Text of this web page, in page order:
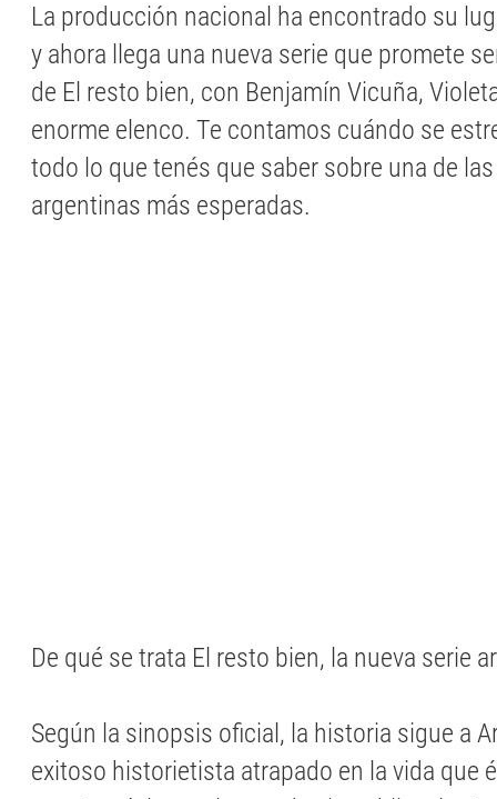
La producción nacional ha encontrado su
y ahora llega una nueva serie que promete
de El resto bien, con Benjamín Vicuña,
enorme elenco. Te contamos cuándo se
todo lo que tenés que saber sobre una de
argentinas más esperadas.
De qué se trata El resto bien, la nueva serie
Según la sinopsis oficial, la historia sigue a
exitoso historietista atrapado en la vida que